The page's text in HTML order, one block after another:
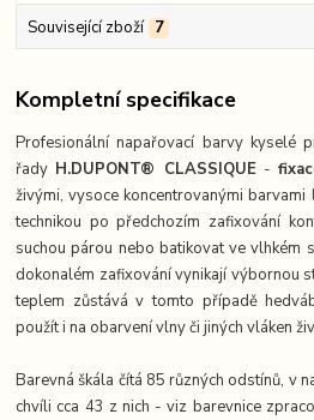
Související zboží 7
Kompletní specifikace
Profesionální napařovací barvy kyselé
řady H.DUPONT® CLASSIQUE-
živými, vysoce koncentrovanými
technikou po předchozím zafixování
suchou párou nebo batikovat ve vlhkém
dokonalém zafixování vynikají výbornou
teplem zůstává v tomto případě
použít i na obarvení vlny či jiných vláken
Barevná škála čítá 85 různých odstínů, v
chvíli cca 43 z nich - viz barevnice